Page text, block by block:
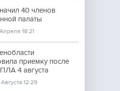
40 членов
палаты
18:21
приемку после
4 августа
12:29